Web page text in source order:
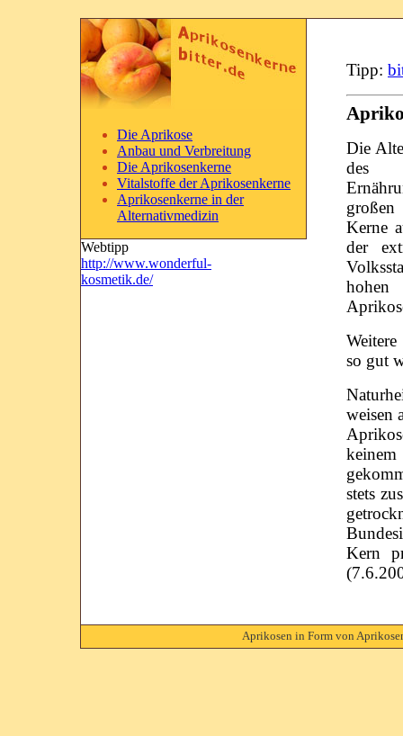
Tipp:
Die
des
Kerne
der
hohen
so gut
weisen
stets
Kern
Die Aprikose
Anbau und Verbreitung
Die Aprikosenkerne
Vitalstoffe der Aprikosenkerne
Aprikosenkerne in der
Alternativmedizin
Webtipp
http://www.wonderful-
kosmetik.de/
Aprikosen in Form von